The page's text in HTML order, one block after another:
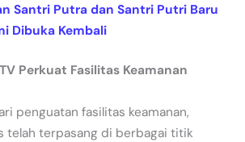
Santri Putra dan Santri Putri Baru
Dibuka Kembali
Perkuat Fasilitas Keamanan
penguatan fasilitas keamanan,
telah terpasang di berbagai titik